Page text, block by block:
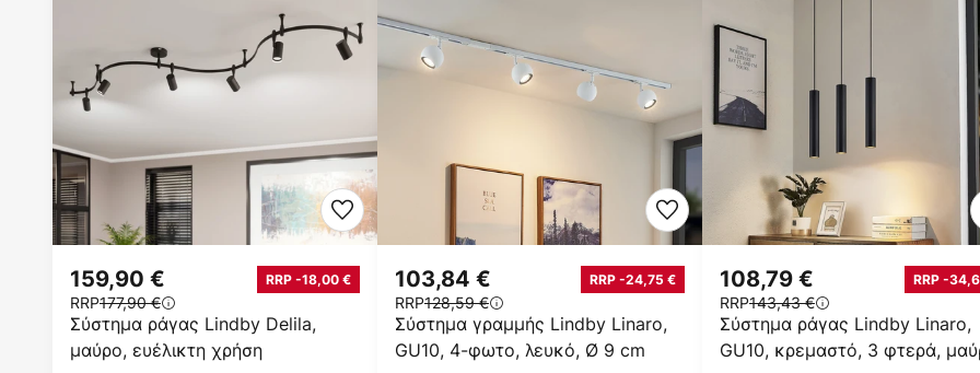
Σύστημα ράγας Lindby Delila,
μαύρο, ευέλικτη χρήση
159,90 € RRP -18,00 €
RRP177,90 €
Σύστημα γραμμής Lindby Linaro,
GU10, 4-φωτο, λευκό, Ø 9 cm
103,84 € RRP -24,75 €
RRP128,59 €
Σύστημα ράγας Lindby Linaro,
GU10, κρεμαστό, 3 φτερά,
108,79 € RRP -
RRP143,43 €